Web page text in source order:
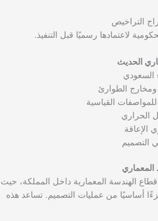
التراخيص
لاعتمادها رسميًا قبل التنفيذ.
الحديث
السعودي
الطوارئ
القياسية
الحراري
الإعاقة
التصميم
المعماري
الهندسة المعمارية داخل المملكة، حيث
أساسيًا من عمليات التصميم. تساعد هذه